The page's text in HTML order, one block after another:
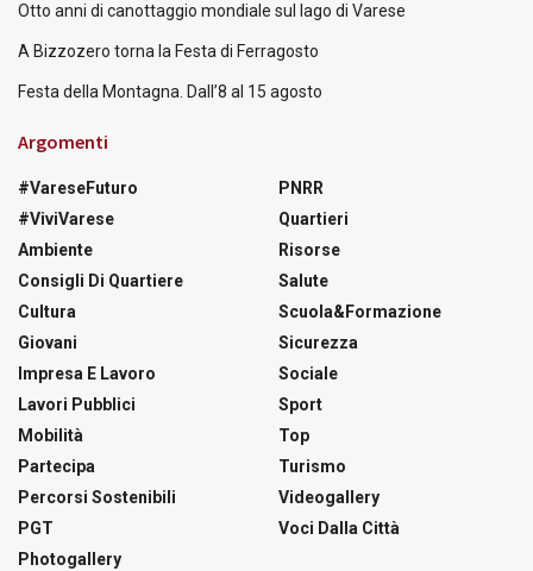
Otto anni di canottaggio mondiale sul lago di Varese
A Bizzozero torna la Festa di Ferragosto
Festa della Montagna. Dall’8 al 15 agosto
Argomenti
#VareseFuturo
#ViviVarese
Ambiente
Consigli Di Quartiere
Cultura
Giovani
Impresa E Lavoro
Lavori Pubblici
Mobilità
Partecipa
Percorsi Sostenibili
PGT
Photogallery
PNRR
Quartieri
Risorse
Salute
Scuola&Formazione
Sicurezza
Sociale
Sport
Top
Turismo
Videogallery
Voci Dalla Città